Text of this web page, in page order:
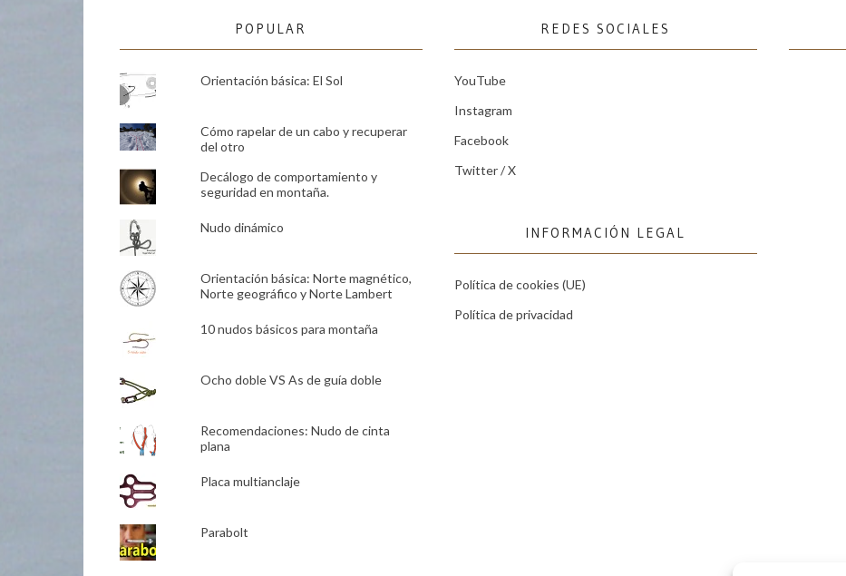
POPULAR
Orientación básica: El Sol
Cómo rapelar de un cabo y recuperar
del otro
Decálogo de comportamiento y
seguridad en montaña.
Nudo dinámico
Orientación básica: Norte magnético,
Norte geográfico y Norte Lambert
10 nudos básicos para montaña
Ocho doble VS As de guía doble
Recomendaciones: Nudo de cinta
plana
Placa multianclaje
Parabolt
REDES SOCIALES
YouTube
Instagram
Facebook
Twitter / X
INFORMACIÓN LEGAL
Política de cookies (UE)
Política de privacidad